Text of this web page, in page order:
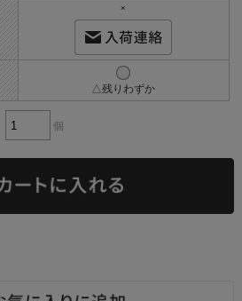
×
△残りわずか
個